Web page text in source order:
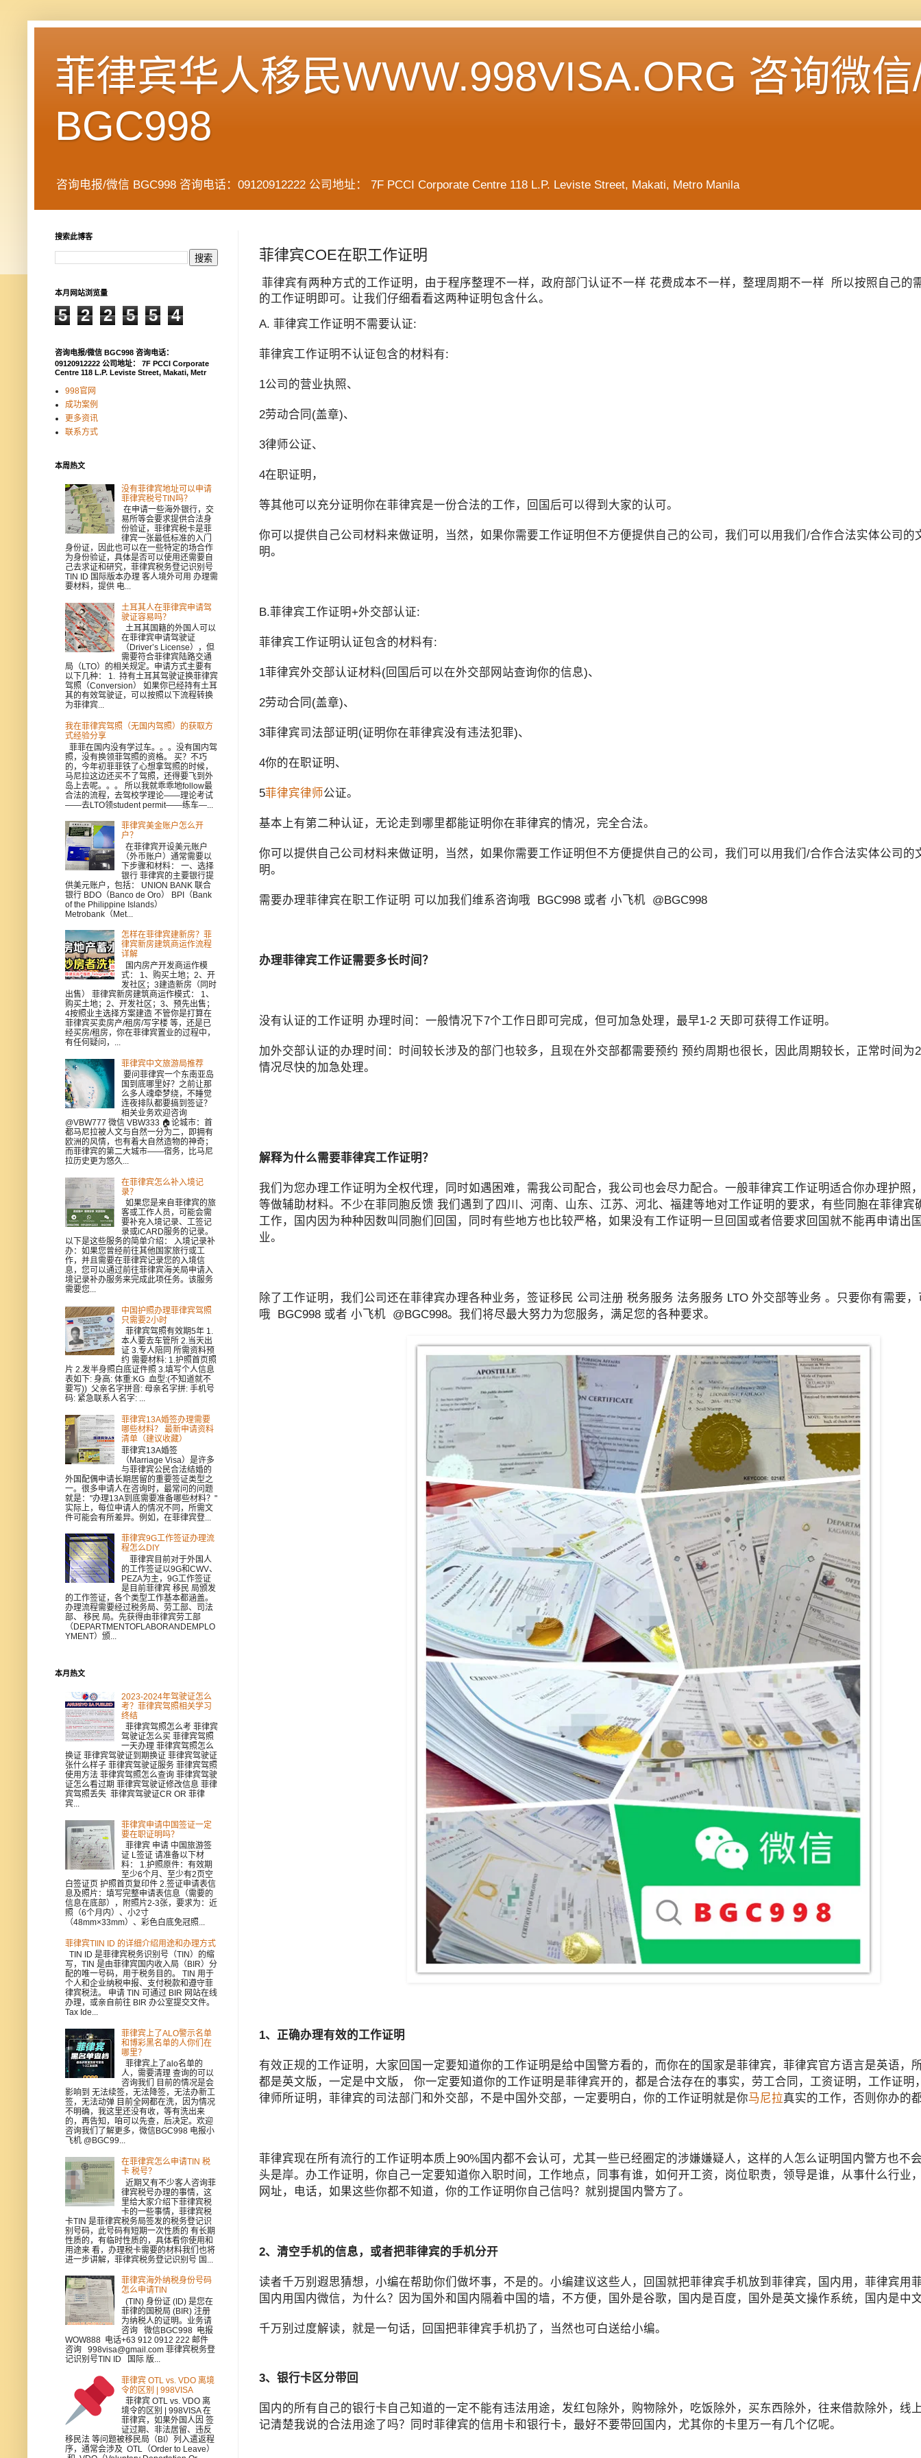
菲律宾华人移民WWW.998VISA.ORG 咨询微
BGC998
咨询电报/微信 BGC998 咨询电话：09120912222 公司地址： 7F PCCI Corporate Centre 118 L.P. Leviste Street, Makati, Metro Manila
菲律宾COE在职工作证明
菲律宾有两种方式的工作证明，由于程序整理不一样，政府部门认证不一样 花费成本不一样，整理周期不一样 所以按照自己的
的工作证明即可。让我们仔细看看这两种证明包含什么。
A. 菲律宾工作证明不需要认证:
菲律宾工作证明不认证包含的材料有:
1公司的营业执照、
2劳动合同(盖章)、
3律师公证、
4在职证明，
等其他可以充分证明你在菲律宾是一份合法的工作，回国后可以得到大家的认可。
你可以提供自己公司材料来做证明，当然，如果你需要工作证明但不方便提供自己的公司，我们可以用我们/合作合法实体公司的
明。
B.菲律宾工作证明+外交部认证:
菲律宾工作证明认证包含的材料有:
1菲律宾外交部认证材料(回国后可以在外交部网站查询你的信息)、
2劳动合同(盖章)、
3菲律宾司法部证明(证明你在菲律宾没有违法犯罪)、
4你的在职证明、
5菲律宾律师公证。
基本上有第二种认证，无论走到哪里都能证明你在菲律宾的情况，完全合法。
你可以提供自己公司材料来做证明，当然，如果你需要工作证明但不方便提供自己的公司，我们可以用我们/合作合法实体公司的
明。
需要办理菲律宾在职工作证明 可以加我们维系咨询哦 BGC998 或者 小飞机 @BGC998
办理菲律宾工作证需要多长时间？
没有认证的工作证明 办理时间：一般情况下7个工作日即可完成，但可加急处理，最早1-2 天即可获得工作证明。
加外交部认证的办理时间：时间较长涉及的部门也较多，且现在外交部都需要预约 预约周期也很长，因此周期较长，正常时间为
情况尽快的加急处理。
解释为什么需要菲律宾工作证明？
我们为您办理工作证明为全权代理，同时如遇困难，需我公司配合，我公司也会尽力配合。一般菲律宾工作证明适合你办理护照
等做辅助材料。不少在菲同胞反馈 我们遇到了四川、河南、山东、江苏、河北、福建等地对工作证明的要求，有些同胞在菲律宾
工作，国内因为种种因数叫同胞们回国，同时有些地方也比较严格，如果没有工作证明一旦回国或者倍要求回国就不能再申请出
业。
除了工作证明，我们公司还在菲律宾办理各种业务，签证移民 公司注册 税务服务 法务服务 LTO 外交部等业务 。只要你有需要
哦 BGC998 或者 小飞机 @BGC998。我们将尽最大努力为您服务，满足您的各种要求。
1、正确办理有效的工作证明
有效正规的工作证明，大家回国一定要知道你的工作证明是给中国警方看的，而你在的国家是菲律宾，菲律宾官方语言是英语，
都是英文版，一定是中文版， 你一定要知道你的工作证明是菲律宾开的，都是合法存在的事实，劳工合同，工资证明，工作证明
律师所证明，菲律宾的司法部门和外交部，不是中国外交部，一定要明白，你的工作证明就是你马尼拉真实的工作，否则你办的
菲律宾现在所有流行的工作证明本质上90%国内都不会认可，尤其一些已经圈定的涉嫌嫌疑人，这样的人怎么证明国内警方也不
头是岸。办工作证明，你自己一定要知道你入职时间，工作地点，同事有谁，如何开工资，岗位职责，领导是谁，从事什么行业
网址，电话，如果这些你都不知道，你的工作证明你自己信吗？就别提国内警方了。
2、清空手机的信息，或者把菲律宾的手机分开
读者千万别遐思猜想，小编在帮助你们做坏事，不是的。小编建议这些人，回国就把菲律宾手机放到菲律宾，国内用，菲律宾用
国内用国内微信，为什么？因为国外和国内隔着中国的墙，不方便，国外是谷歌，国内是百度，国外是英文操作系统，国内是中
千万别过度解读，就是一句话，回国把菲律宾手机扔了，当然也可白送给小编。
3、银行卡区分带回
国内的所有自己的银行卡自己知道的一定不能有违法用途，发红包除外，购物除外，吃饭除外，买东西除外，往来借款除外，线
记清楚我说的合法用途了吗？同时菲律宾的信用卡和银行卡，最好不要带回国内，尤其你的卡里万一有几个亿呢。
搜索此博客
本月网站浏览量
5 2 2 5 5 4
咨询电报/微信 BGC998 咨询电话：
09120912222 公司地址： 7F PCCI Corporate
Centre 118 L.P. Leviste Street, Makati, Metr
998官网
成功案例
更多资讯
联系方式
本周热文
没有菲律宾地址可以申请
菲律宾税号TIN吗？
在申请一些海外银行，交
易所等会要求提供合法身
份验证，菲律宾税卡是菲
律宾一张最低标准的入门
身份证，因此也可以在一些特定的场合作
为身份验证，具体是否可以使用还需要自
己去求证和研究，菲律宾税务登记识别号
TIN ID 国际版本办理 客人境外可用 办理需
要材料，提供 电...
土耳其人在菲律宾申请驾
驶证容易吗？
土耳其国籍的外国人可以
在菲律宾申请驾驶证
（Driver’s License），但
需要符合菲律宾陆路交通
局（LTO）的相关规定。申请方式主要有
以下几种： 1. 持有土耳其驾驶证换菲律宾
驾照（Conversion） 如果你已经持有土耳
其的有效驾驶证，可以按照以下流程转换
为菲律宾...
我在菲律宾驾照（无国内驾照）的获取方
式经验分享
菲菲在国内没有学过车。。。没有国内驾
照，没有换领菲驾照的资格。 买？不巧
的，今年初菲菲铁了心想拿驾照的时候，
马尼拉这边还买不了驾照，还得要飞到外
岛上去呢。。。 所以我就乖乖地follow最
合法的流程，去驾校学理论——理论考试
——去LTO领student permit——练车—...
菲律宾美金账户怎么开
户？
在菲律宾开设美元账户
（外币账户）通常需要以
下步骤和材料： 一、选择
银行 菲律宾的主要银行提
供美元账户，包括： UNION BANK 联合
银行 BDO（Banco de Oro） BPI（Bank
of the Philippine Islands）
Metrobank（Met...
怎样在菲律宾建新房？菲
律宾新房建筑商运作流程
详解
国内房产开发商运作模
式： 1、购买土地；2、开
发社区；3建造新房（同时
出售） 菲律宾新房建筑商运作模式： 1、
购买土地；2、开发社区；3、预先出售；
4按照业主选择方案建造 不管你是打算在
菲律宾买卖房产/租房/写字楼 等，还是已
经买房/租房，你在菲律宾置业的过程中，
有任何疑问，...
菲律宾中文旅游局推荐
要问菲律宾一个东南亚岛
国到底哪里好？之前让那
么多人魂牵梦绕，不睡觉
连夜排队都要搞到签证？
相关业务欢迎咨询
@VBW777 微信 VBW333 🏠论城市：首
都马尼拉被人文与自然一分为二，即拥有
欧洲的风情，也有着大自然造物的神奇；
而菲律宾的第二大城市——宿务，比马尼
拉历史更为悠久...
在菲律宾怎么补入境记
录？
如果您是来自菲律宾的旅
客或工作人员，可能会需
要补充入境记录、工签记
录或iCARD服务的记录。
以下是这些服务的简单介绍： 入境记录补
办：如果您曾经前往其他国家旅行或工
作，并且需要在菲律宾记录您的入境信
息，您可以通过前往菲律宾海关局申请入
境记录补办服务来完成此项任务。该服务
需要您...
中国护照办理菲律宾驾照
只需要2小时
菲律宾驾照有效期5年 1.
本人要去车管所 2.当天出
证 3.专人陪同 所需资料预
约 需要材料: 1.护照首页照
片 2.发半身照白底证件照 3.填写个人信息
表如下: 身高: 体重:KG 血型:(不知道就不
要写)) 父亲名字拼音: 母亲名字拼: 手机号
码: 紧急联系人名字: ...
菲律宾13A婚签办理需要
哪些材料？ 最新申请资料
清单（建议收藏）
菲律宾13A婚签
（Marriage Visa）是许多
与菲律宾公民合法结婚的
外国配偶申请长期居留的重要签证类型之
一。很多申请人在咨询时，最常问的问题
就是："办理13A到底需要准备哪些材料？"
实际上，每位申请人的情况不同，所需文
件可能会有所差异。例如，在菲律宾登...
菲律宾9G工作签证办理流
程怎么DIY
菲律宾目前对于外国人
的工作签证以9G和CWV、
PEZA为主，9G工作签证
是目前菲律宾 移民 局颁发
的工作签证，各个类型工作基本都涵盖。
办理流程需要经过税务局、劳工部、司法
部、 移民 局。先获得由菲律宾劳工部
（DEPARTMENTOFLABORANDEMPLO
YMENT）颁...
本月热文
2023-2024年驾驶证怎么
考？菲律宾驾照相关学习
终结
菲律宾驾照怎么考 菲律宾
驾驶证怎么买 菲律宾驾照
一天办理 菲律宾驾照怎么
换证 菲律宾驾驶证到期换证 菲律宾驾驶证
张什么样子 菲律宾驾驶证服务 菲律宾驾照
使用方法 菲律宾驾照怎么查询 菲律宾驾驶
证怎么看过期 菲律宾驾驶证修改信息 菲律
宾驾照丢失 菲律宾驾驶证CR OR 菲律
宾...
菲律宾申请中国签证一定
要在职证明吗？
菲律宾 申请 中国旅游签
证 L签证 请准备以下材
料： 1.护照原件：有效期
至少6个月、至少有2页空
白签证页 护照首页复印件 2.签证申请表信
息及照片：填写完整申请表信息（需要的
信息在底部），附照片2-3张，要求为：近
照（6个月内）、小2寸
（48mm×33mm）、彩色白底免冠照...
菲律宾TIIN ID 的详细介绍用途和办理方式
TIN ID 是菲律宾税务识别号（TIN）的缩
写，TIN 是由菲律宾国内收入局（BIR）分
配的唯一号码，用于税务目的。 TIN 用于
个人和企业纳税申报、支付税款和遵守菲
律宾税法。 申请 TIN 可通过 BIR 网站在线
办理，或亲自前往 BIR 办公室提交文件。
Tax Ide...
菲律宾上了ALO警示名单
和博彩黑名单的人你们在
哪里？
菲律宾上了alo名单的
人，需要清理 查询的可以
咨询我们 目前的情况是会
影响到 无法续签，无法降签，无法办新工
签，无法动弹 目前全网都在洗，因为情况
不明确，我这里还没有收，等有洗出来
的，再告知，咱可以先查，后决定。欢迎
咨询我们了解更多，微信BGC998 电报小
飞机 @BGC99...
在菲律宾怎么申请TIN 税
卡 税号？
近期又有不少客人咨询菲
律宾税号办理的事情，这
里给大家介绍下菲律宾税
卡的一些事情，菲律宾税
卡TIN 是菲律宾税务局签发的税务登记识
别号码，此号码有短期一次性质的 有长期
性质的，有临时性质的，具体看你使用和
用途来 看，办理税卡需要的材料我们也将
进一步讲解，菲律宾税务登记识别号 国...
菲律宾海外纳税身份号码
怎么申请TIN
(TIN) 身份证 (ID) 是您在
菲律的国税局 (BIR) 注册
为纳税人的证明。业务请
咨询 微信BGC998 电报
WOW888 电话+63 912 0912 222 邮件
咨询 998visa@gmail.com 菲律宾税务登
记识别号TIN ID 国际 版...
菲律宾 OTL vs. VDO 离境
令的区别 | 998VISA
菲律宾 OTL vs. VDO 离
境令的区别 | 998VISA 在
菲律宾，如果外国人因 签
证过期、非法居留、违反
移民法 等问题被移民局（BI）列入遣返程
序，通常会涉及 OTL（Order to Leave）